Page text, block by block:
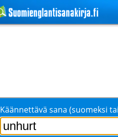
Käännettävä sana (suomeksi